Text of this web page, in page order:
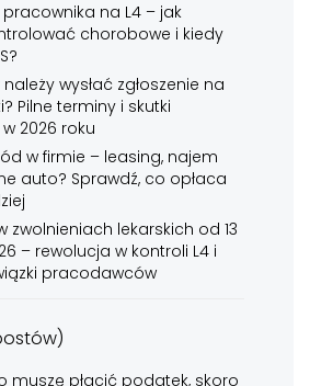
na L4 – jak
chorobowe i kiedy
wysłać zgłoszenie na
Pilne terminy i skutki
2026 roku
w firmie – leasing, najem
auto? Sprawdź, co opłaca
zwolnieniach lekarskich od 13
– rewolucja w kontroli L4 i
pracodawców
muszę płacić podatek, skoro